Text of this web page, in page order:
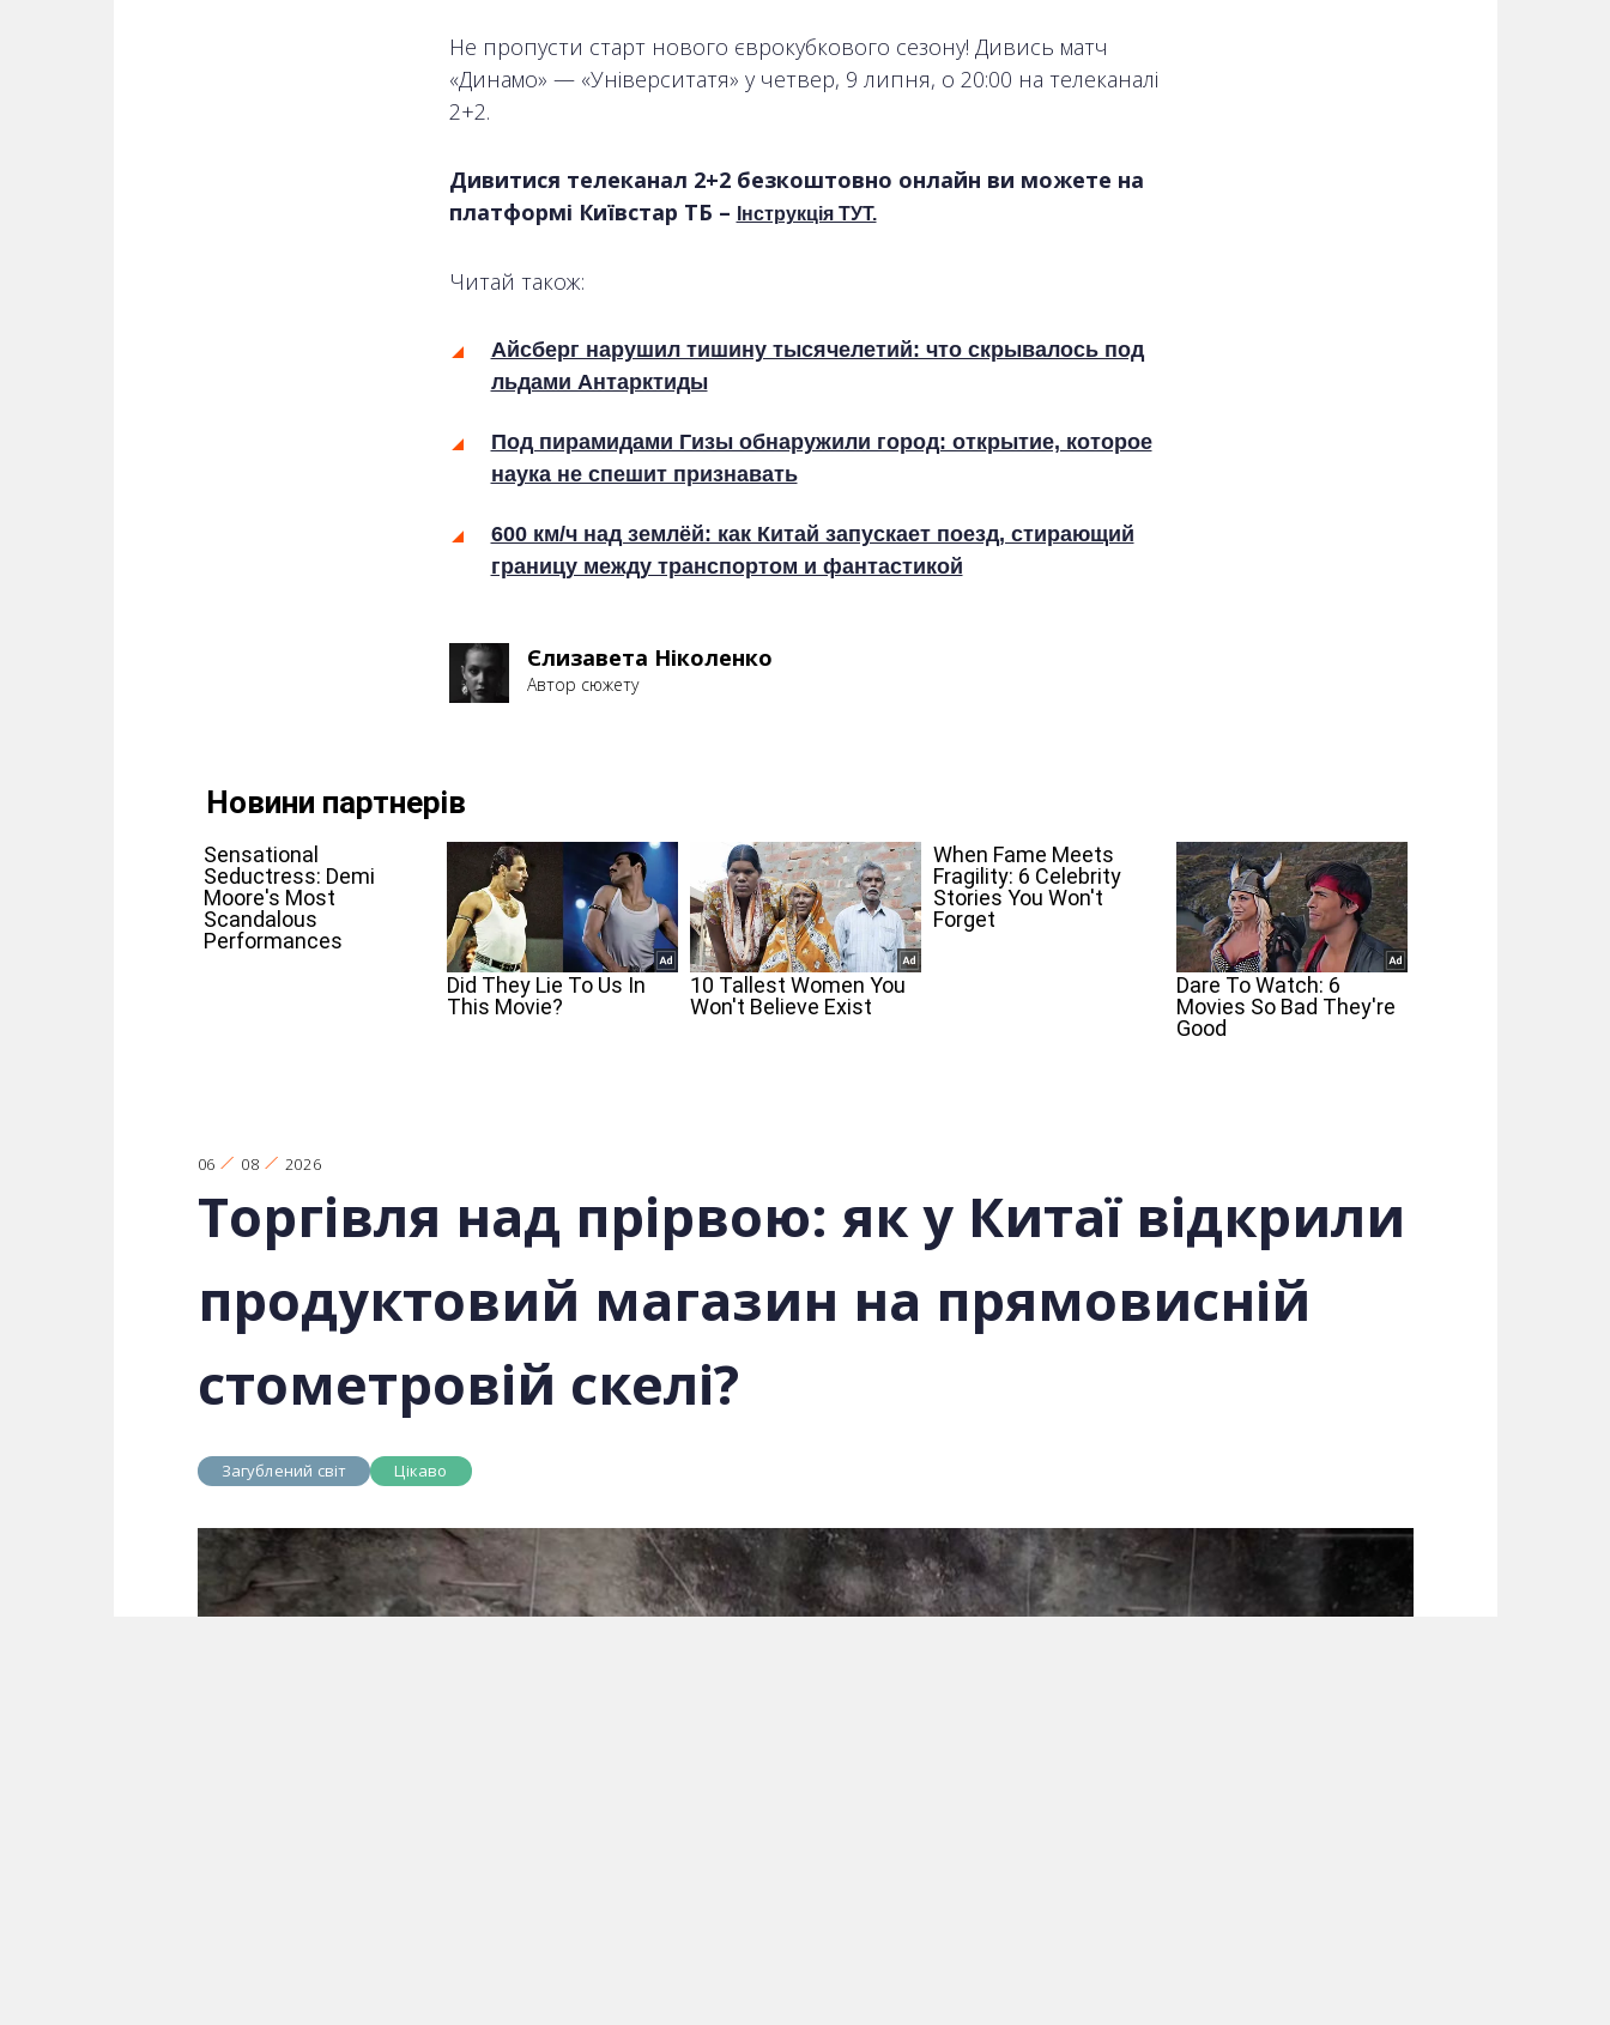
Не пропусти старт нового єврокубкового сезону! Дивись матч
«Динамо» — «Університатя» у четвер, 9 липня, о 20:00 на телеканалі
2+2.
Дивитися телеканал 2+2 безкоштовно онлайн ви можете на
платформі Київстар ТБ –
Інструкція ТУТ.
Читай також:
Айсберг нарушил тишину тысячелетий: что скрывалось под
льдами Антарктиды
Под пирамидами Гизы обнаружили город: открытие, которое
наука не спешит признавать
600 км/ч над землёй: как Китай запускает поезд, стирающий
границу между транспортом и фантастикой
Єлизавета Ніколенко
Автор сюжету
06 08 2026
Торгівля над прірвою: як у Китаї відкрили
продуктовий магазин на прямовисній
стометровій скелі?
Загублений світ Цікаво